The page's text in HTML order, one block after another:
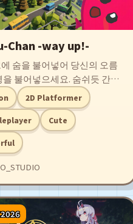
Chan -way up!-
숨을 불어넣어 당신의 오름
을 불어넣으세요. 숨쉬듯 간단
늘처럼 깊은.
2D Platformer
Cute